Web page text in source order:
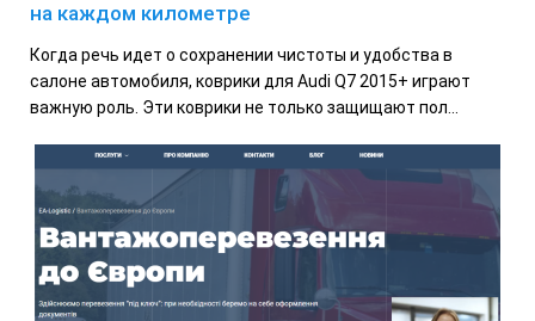
на каждом километре
Когда речь идет о сохранении чистоты и удобства в
салоне автомобиля, коврики для Audi Q7 2015+ играют
важную роль. Эти коврики не только защищают пол...